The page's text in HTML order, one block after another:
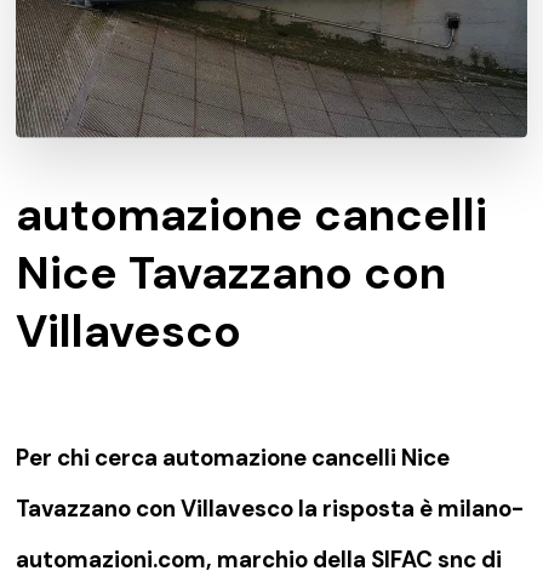
automazione cancelli
Nice Tavazzano con
Villavesco
Per chi cerca automazione cancelli Nice
Tavazzano con Villavesco la risposta è milano-
automazioni.com, marchio della SIFAC snc di